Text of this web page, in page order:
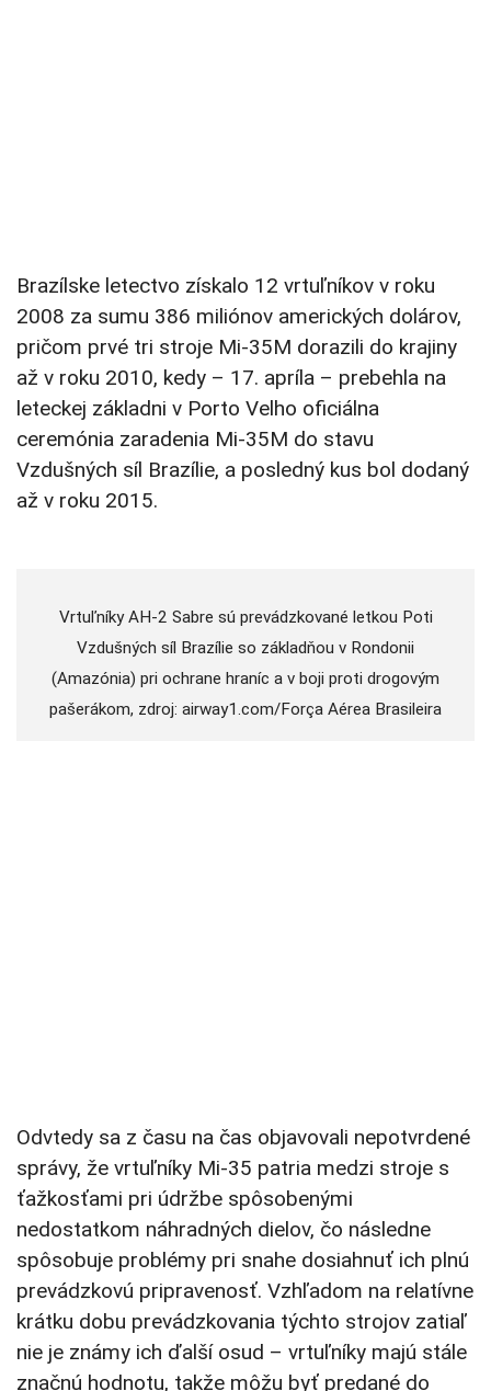
Brazílske letectvo získalo 12 vrtuľníkov v roku
2008 za sumu 386 miliónov amerických dolárov,
pričom prvé tri stroje Mi-35M dorazili do krajiny
až v roku 2010, kedy – 17. apríla – prebehla na
leteckej základni v Porto Velho oficiálna
ceremónia zaradenia Mi-35M do stavu
Vzdušných síl Brazílie, a posledný kus bol dodaný
až v roku 2015.
Vrtuľníky AH-2 Sabre sú prevádzkované letkou Poti
Vzdušných síl Brazílie so základňou v Rondonii
(Amazónia) pri ochrane hraníc a v boji proti drogovým
pašerákom, zdroj: airway1.com/Força Aérea Brasileira
Odvtedy sa z času na čas objavovali nepotvrdené
správy, že vrtuľníky Mi-35 patria medzi stroje s
ťažkosťami pri údržbe spôsobenými
nedostatkom náhradných dielov, čo následne
spôsobuje problémy pri snahe dosiahnuť ich plnú
prevádzkovú pripravenosť. Vzhľadom na relatívne
krátku dobu prevádzkovania týchto strojov zatiaľ
nie je známy ich ďalší osud – vrtuľníky majú stále
značnú hodnotu, takže môžu byť predané do